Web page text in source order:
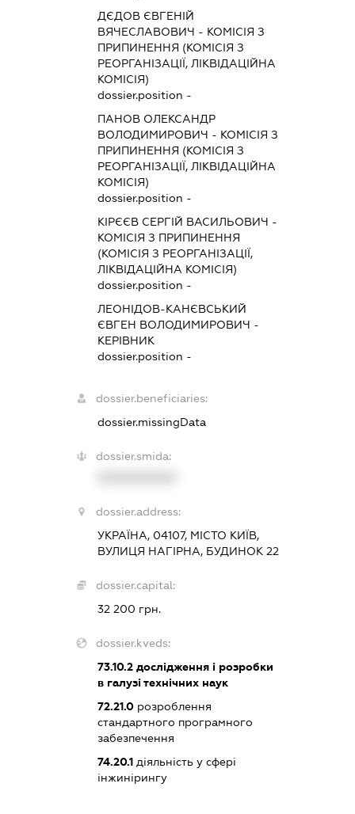
ДЄДОВ ЄВГЕНІЙ
ВЯЧЕСЛАВОВИЧ - КОМІСІЯ З
ПРИПИНЕННЯ (КОМІСІЯ З
РЕОРГАНІЗАЦІЇ, ЛІКВІДАЦІЙНА
КОМІСІЯ)
dossier.position -
ПАНОВ ОЛЕКСАНДР
ВОЛОДИМИРОВИЧ - КОМІСІЯ З
ПРИПИНЕННЯ (КОМІСІЯ З
РЕОРГАНІЗАЦІЇ, ЛІКВІДАЦІЙНА
КОМІСІЯ)
dossier.position -
КІРЄЄВ СЕРГІЙ ВАСИЛЬОВИЧ -
КОМІСІЯ З ПРИПИНЕННЯ
(КОМІСІЯ З РЕОРГАНІЗАЦІЇ,
ЛІКВІДАЦІЙНА КОМІСІЯ)
dossier.position -
ЛЕОНІДОВ-КАНЄВСЬКИЙ
ЄВГЕН ВОЛОДИМИРОВИЧ -
КЕРІВНИК
dossier.position -
dossier.beneficiaries:
dossier.missingData
dossier.smida:
dossier.address:
УКРАЇНА, 04107, МІСТО КИЇВ,
ВУЛИЦЯ НАГІРНА, БУДИНОК 22
dossier.capital:
32 200 грн.
dossier.kveds:
73.10.2 дослідження і розробки
в галузі технічних наук
72.21.0 розроблення
стандартного програмного
забезпечення
74.20.1 діяльність у сфері
інжинірингу